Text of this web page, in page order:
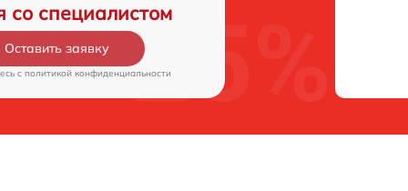
со специалистом
Оставить заявку
c политикой конфиденциальности